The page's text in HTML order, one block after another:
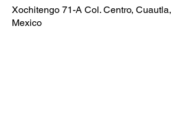
Xochitengo 71-A Col. Centro, Cuautla,
Mexico